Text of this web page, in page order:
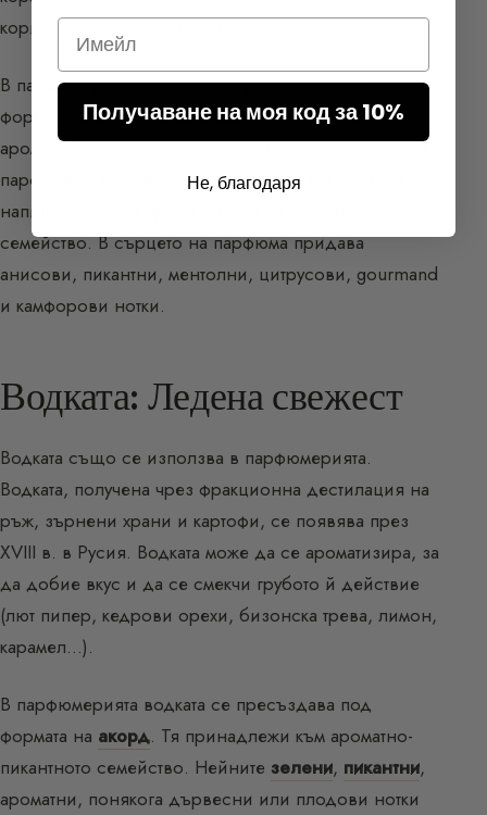
кориандър, копър, кимион.
В парфюмерията джинът се пресъздава под
формата на акорд, благодарение на множеството
ароматни растения, присъстващи едновременно в
парфюмерията и в приготвянето на тази спиртна
напитка. Джинът принадлежи към ароматното
семейство. В сърцето на парфюма придава
анисови, пикантни, ментолни, цитрусови, gourmand
и камфорови нотки.
Водката: Ледена свежест
Водката също се използва в парфюмерията.
Водката, получена чрез фракционна дестилация на
ръж, зърнени храни и картофи, се появява през
XVIII в. в Русия. Водката може да се ароматизира, за
да добие вкус и да се смекчи грубото й действие
(лют пипер, кедрови орехи, бизонска трева, лимон,
карамел…).
В парфюмерията водката се пресъздава под
формата на акорд. Тя принадлежи към ароматно-
пикантното семейство. Нейните зелени, пикантни,
ароматни, понякога дървесни или плодови нотки
Получаване на моя код за 10%
Не, благодаря